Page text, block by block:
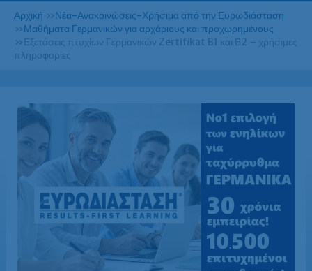
Αρχική »Νέα-Ανακοινώσεις-Χρήσιμα από την Ευρωδιάσταση
»Μαθήματα Γερμανικών για αρχάριους και προχωρημένους
» Εξετάσεις πτυχίων Γερμανικών Zertifikat B1 και Β2 – χρήσιμες
πληροφορίες